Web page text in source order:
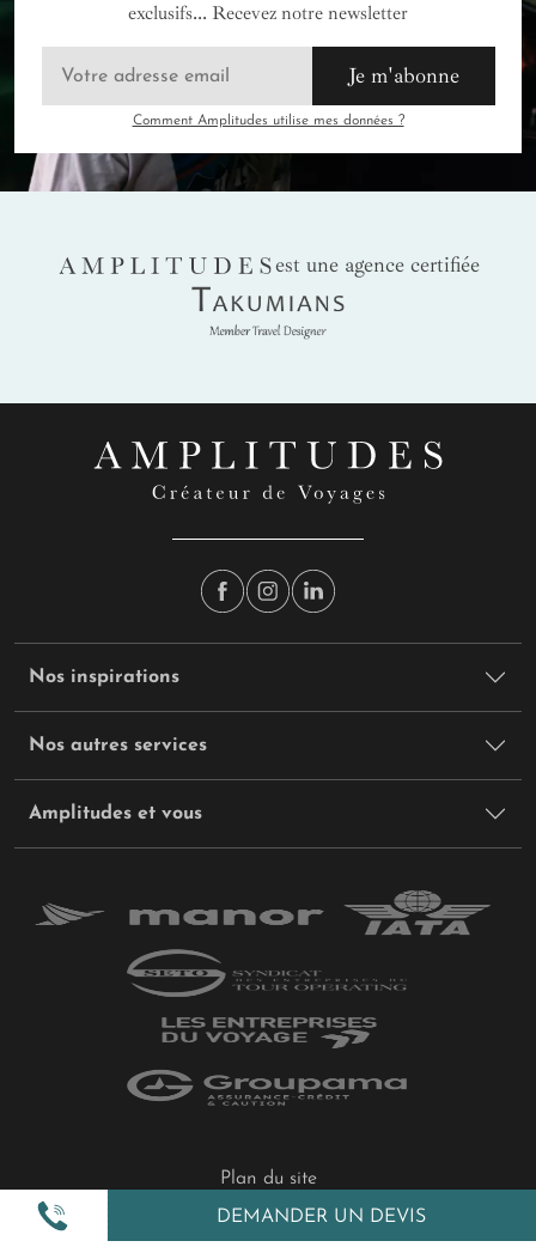
DEMANDER UN DEVIS
exclusifs... Recevez notre newsletter
Je m'abonne
Comment Amplitudes utilise mes données ?
AMPLITUDES
est une agence certifiée
Takumians
Nos inspirations
Nos autres services
Amplitudes et vous
Plan du site
Politique de confidentialité